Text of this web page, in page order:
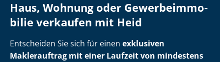
Haus, Wohnung oder Ge­wer­be­im­mo­
bi­lie verkaufen mit Heid
Entscheiden Sie sich für einen exklusiven
Maklerauftrag mit einer Laufzeit von mindestens